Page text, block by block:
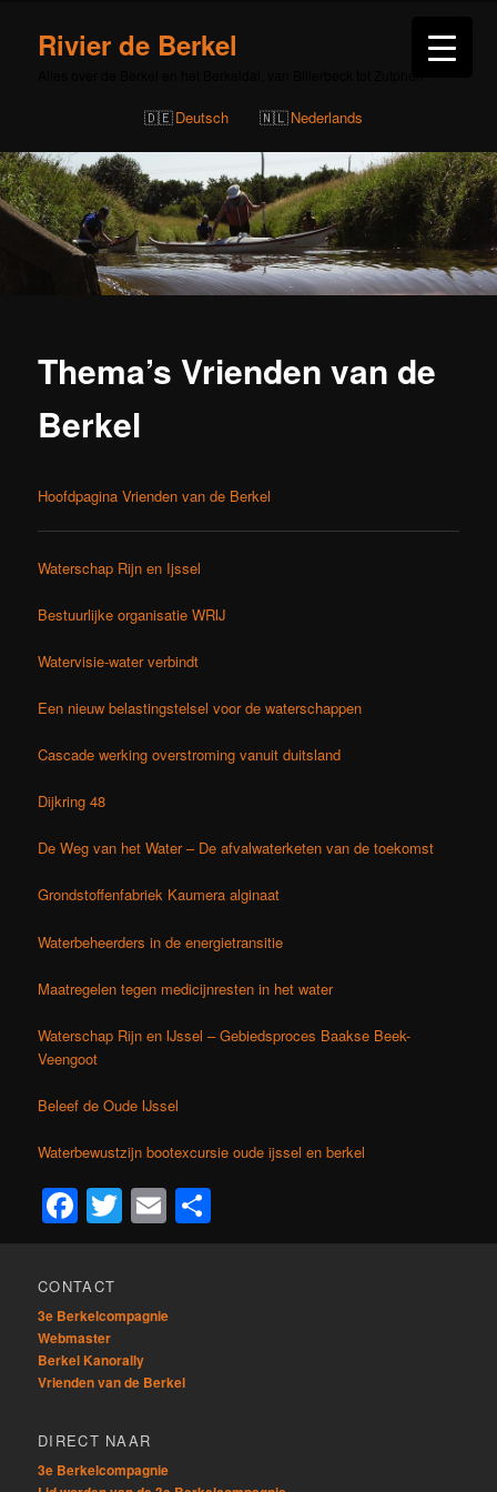
Rivier de Berkel
Deutsch Nederlands
Thema’s Vrienden van de
Berkel
Hoofdpagina Vrienden van de Berkel
Waterschap Rijn en Ijssel
Bestuurlijke organisatie WRIJ
Watervisie-water verbindt
Een nieuw belastingstelsel voor de waterschappen
Cascade werking overstroming vanuit duitsland
Dijkring 48
De Weg van het Water – De afvalwaterketen van de toekomst
Grondstoffenfabriek Kaumera alginaat
Waterbeheerders in de energietransitie
Maatregelen tegen medicijnresten in het water
Waterschap Rijn en IJssel – Gebiedsproces Baakse Beek-
Veengoot
Beleef de Oude IJssel
Waterbewustzijn bootexcursie oude ijssel en berkel
Facebook
Twitter
Email
CONTACT
3e Berkelcompagnie
Webmaster
Berkel Kanorally
Vrienden van de Berkel
DIRECT NAAR
3e Berkelcompagnie